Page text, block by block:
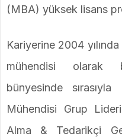
(MBA) yüksek lisans
Kariyerine 2004
mühendisi olarak
bünyesinde
Mühendisi Grup
Alma & Tedarikçi